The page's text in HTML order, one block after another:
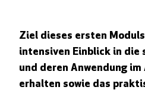
Ziel dieses ersten
intensiven Einblick in die
und deren Anwendung
erhalten sowie das